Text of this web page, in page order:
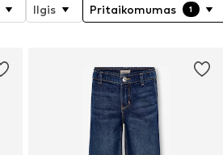
Ilgis Pritaikomumas 1